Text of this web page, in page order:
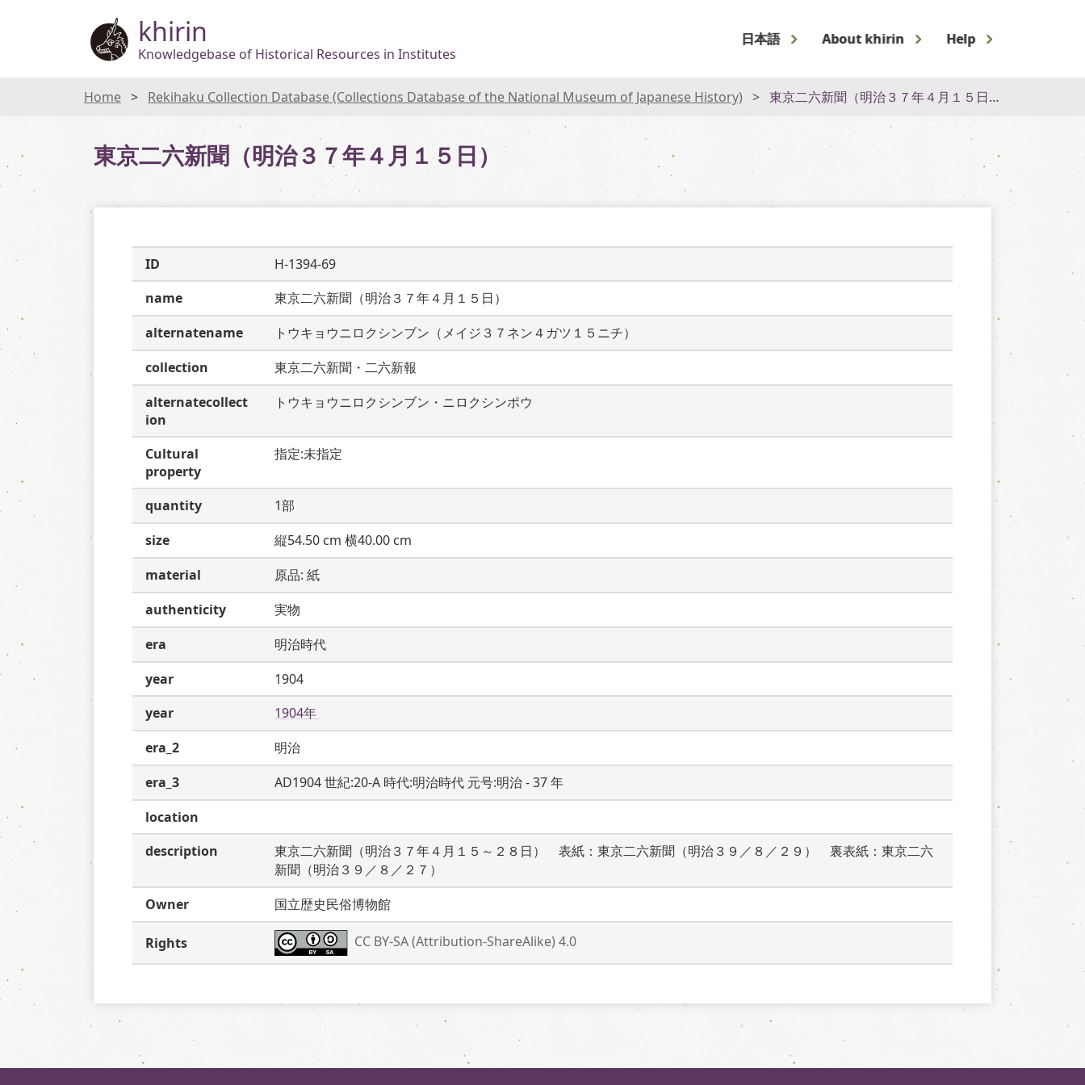
khirin
Knowledgebase of Historical Resources in Institutes
日本語 About khirin Help
Home Rekihaku Collection Database (Collections Database of the National Museum of Japanese History) 東京二六新聞（明治３７年４月１５日）
東京二六新聞（明治３７年４月１５日）
ID
H-1394-69
name
東京二六新聞（明治３７年４月１５日）
alternatename
トウキョウニロクシンブン（メイジ３７ネン４ガツ１５ニチ）
collection
東京二六新聞・二六新報
alternatecollect
ion
トウキョウニロクシンブン・ニロクシンポウ
Cultural
property
指定:未指定
quantity
1部
size
縦54.50 cm 横40.00 cm
material
原品: 紙
authenticity
実物
era
明治時代
year
1904
year
1904年
era_2
明治
era_3
AD1904 世紀:20-A 時代:明治時代 元号:明治 - 37 年
location
description
東京二六新聞（明治３７年４月１５～２８日）　表紙：東京二六新聞（明治３９／８／２９）　裏表紙：東京二六
新聞（明治３９／８／２７）
Owner
国立歴史民俗博物館
Rights CC BY-SA (Attribution-ShareAlike) 4.0